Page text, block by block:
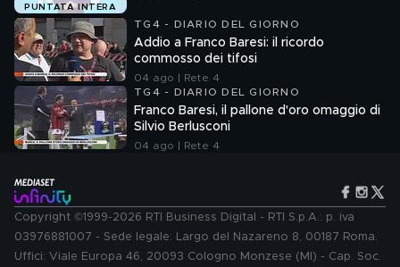
PUNTATA INTERA
TG4 - DIARIO DEL GIORNO
Addio a Franco Baresi: il ricordo
commosso dei tifosi
04 ago | Rete 4
TG4 - DIARIO DEL GIORNO
Franco Baresi, il pallone d'oro omaggio di
Silvio Berlusconi
04 ago | Rete 4
Copyright ©1999-2026 RTI Business Digital - RTI S.p.A.: p. iva
03976881007 - Sede legale: Largo del Nazareno 8, 00187 Roma.
Uffici: Viale Europa 46, 20093 Cologno Monzese (MI) - Cap. Soc.